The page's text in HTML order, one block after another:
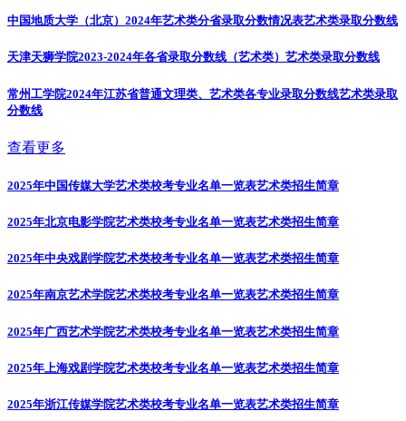
中国地质大学（北京）2024年艺术类分省录取分数情况表艺术类录取分数线
天津天狮学院2023-2024年各省录取分数线（艺术类） 艺术类录取分数线
常州工学院2024年江苏省普通文理类、艺术类各专业录取分数线艺术类录取
分数线
查看更多
2025年中国传媒大学艺术类校考专业名单一览表艺术类招生简章
2025年北京电影学院艺术类校考专业名单一览表艺术类招生简章
2025年中央戏剧学院艺术类校考专业名单一览表艺术类招生简章
2025年南京艺术学院艺术类校考专业名单一览表艺术类招生简章
2025年广西艺术学院艺术类校考专业名单一览表艺术类招生简章
2025年上海戏剧学院艺术类校考专业名单一览表艺术类招生简章
2025年浙江传媒学院艺术类校考专业名单一览表艺术类招生简章